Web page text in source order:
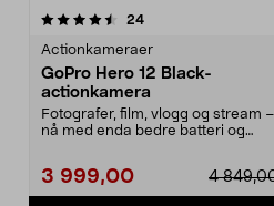
24anmeldelser
Actionkameraer
GoPro Hero 12 Black-
actionkamera
Fotografer, film, vlogg og stream –
nå med enda bedre batteri og
4
3 999,00
5.0av 5 stjerner